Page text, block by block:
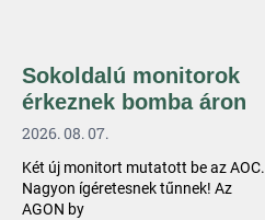
Sokoldalú monitorok
érkeznek bomba áron
2026. 08. 07.
Két új monitort mutatott be az AOC.
Nagyon ígéretesnek tűnnek! Az
AGON by